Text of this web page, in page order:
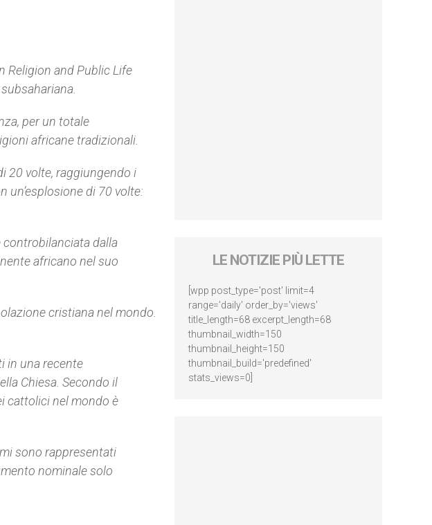
Religion and Public Life
per un totale
africane tradizionali.
20 volte, raggiungendo i
di 70 volte:
controbilanciata dalla
africano nel suo
cristiana nel mondo.
in una recente
Chiesa. Secondo il
cattolici nel mondo è
sono rappresentati
nominale solo
LE NOTIZIE PIÙ LETTE
[wpp post_type='post' limit=4
range='daily' order_by='views'
title_length=68 excerpt_length=68
thumbnail_width=150
thumbnail_height=150
thumbnail_build='predefined'
stats_views=0]